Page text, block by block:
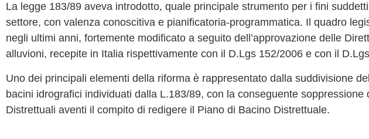
La legge 183/89 aveva introdotto, quale principale strumento per i fini
settore, con valenza conoscitiva e pianificatoria-programmatica. Il quadro
negli ultimi anni, fortemente modificato a seguito dell’approvazione delle
alluvioni, recepite in Italia rispettivamente con il D.Lgs 152/2006 e con il
Uno dei principali elementi della riforma è rappresentato dalla suddivisione
bacini idrografici individuati dalla L.183/89, con la conseguente
Distrettuali aventi il compito di redigere il Piano di Bacino Distrettuale.